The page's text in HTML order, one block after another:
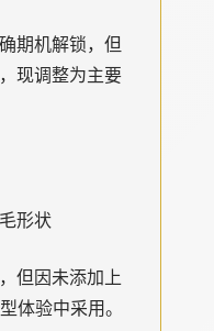
期机解锁，但
现调整为主要
形状
但因未添加上
体验中采用。